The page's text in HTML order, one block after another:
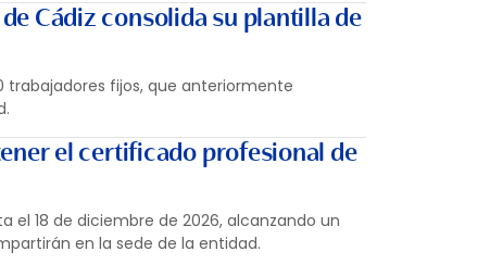
Cádiz consolida su plantilla de
trabajadores fijos, que anteriormente
el certificado profesional de
el 18 de diciembre de 2026, alcanzando un
en la sede de la entidad.